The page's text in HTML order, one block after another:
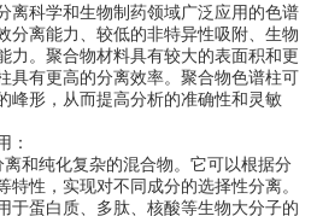
离科学和生物制药领域广泛应用的色谱
分离能力、较低的非特异性吸附、生物
力。聚合物材料具有较大的表面积和更
具有更高的分离效率。聚合物色谱柱可
峰形，从而提高分析的准确性和灵敏
：
和纯化复杂的混合物。它可以根据分
特性，实现对不同成分的选择性分离。
于蛋白质、多肽、核酸等生物大分子的